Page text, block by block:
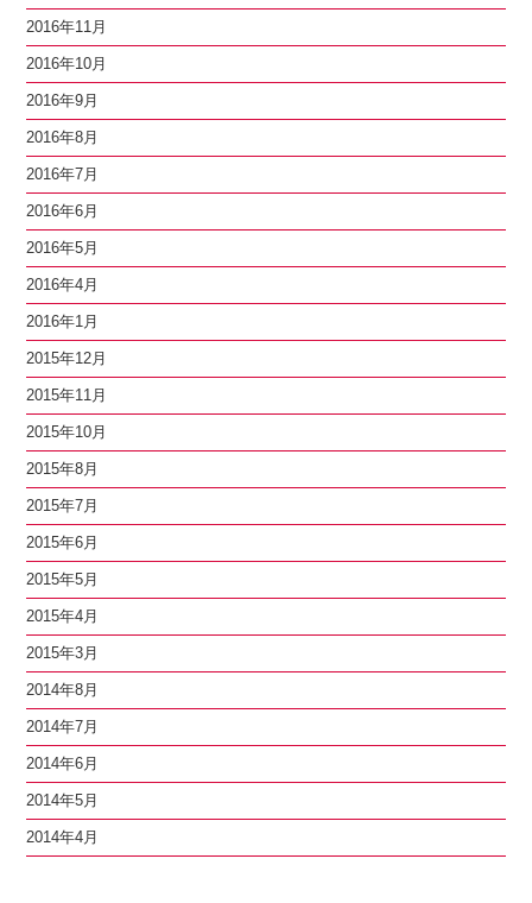
2016年11月
2016年10月
2016年9月
2016年8月
2016年7月
2016年6月
2016年5月
2016年4月
2016年1月
2015年12月
2015年11月
2015年10月
2015年8月
2015年7月
2015年6月
2015年5月
2015年4月
2015年3月
2014年8月
2014年7月
2014年6月
2014年5月
2014年4月